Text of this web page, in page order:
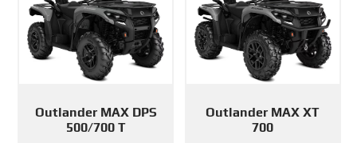
Outlander MAX DPS
500/700 T
Outlander MAX XT
700